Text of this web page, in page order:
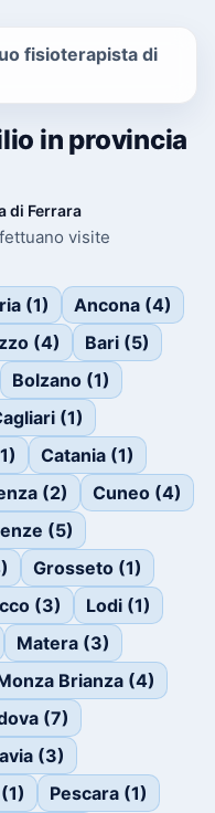
fisioterapista di
in provincia
di Ferrara
visite
(1)
Ancona (4)
(4)
Bari (5)
Bolzano (1)
(1)
Catania (1)
(2)
Cuneo (4)
(5)
Grosseto (1)
(3)
Lodi (1)
Matera (3)
Brianza (4)
(7)
(3)
Pescara (1)